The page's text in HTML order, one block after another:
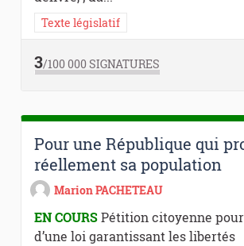
Texte législatif
3/100 000SIGNATURES
Pour une République qui
réellement sa population
Marion PACHETEAU
EN COURSPétition citoyenne
d’une loi garantissant les libertés